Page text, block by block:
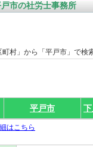
市の社労士事務所
町村」から「平戸市」で検
平戸市
はこちら